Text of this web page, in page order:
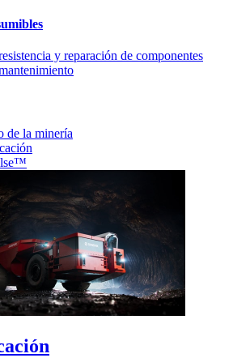
y reparación de componentes
de la minería